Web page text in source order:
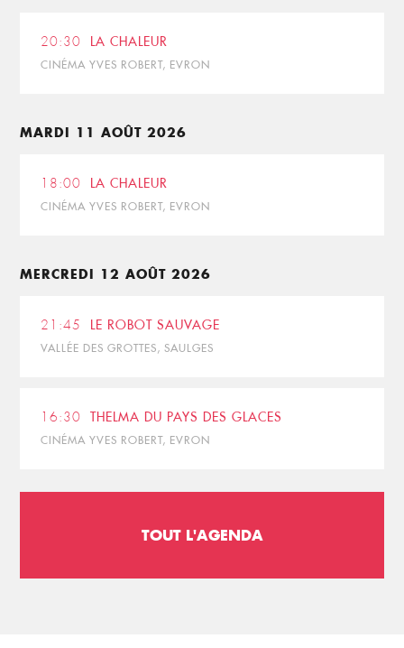
20:30 LA CHALEUR
CINÉMA YVES ROBERT, EVRON
MARDI 11 AOÛT 2026
18:00 LA CHALEUR
CINÉMA YVES ROBERT, EVRON
MERCREDI 12 AOÛT 2026
21:45 LE ROBOT SAUVAGE
VALLÉE DES GROTTES, SAULGES
16:30 THELMA DU PAYS DES GLACES
CINÉMA YVES ROBERT, EVRON
TOUT L'AGENDA